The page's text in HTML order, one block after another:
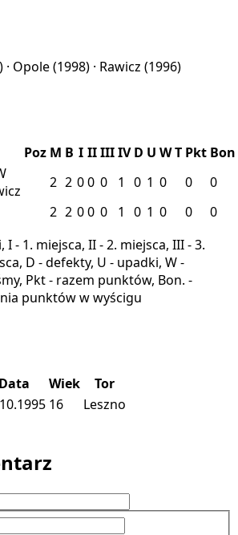
Opole(1998) · Rawicz (1996)
Poz M B I IIIIIIV D U WT Pkt Bon
2 2 00 0 1 0 1 0 0
0
2 2 00 0 1 0 1 0 0
0
I - 1. miejsca, II - 2. miejsca, III - 3.
D - defekty, U - upadki, W -
Pkt - razem punktów, Bon. -
punktów w wyścigu
Data Wiek
Tor
16
Leszno